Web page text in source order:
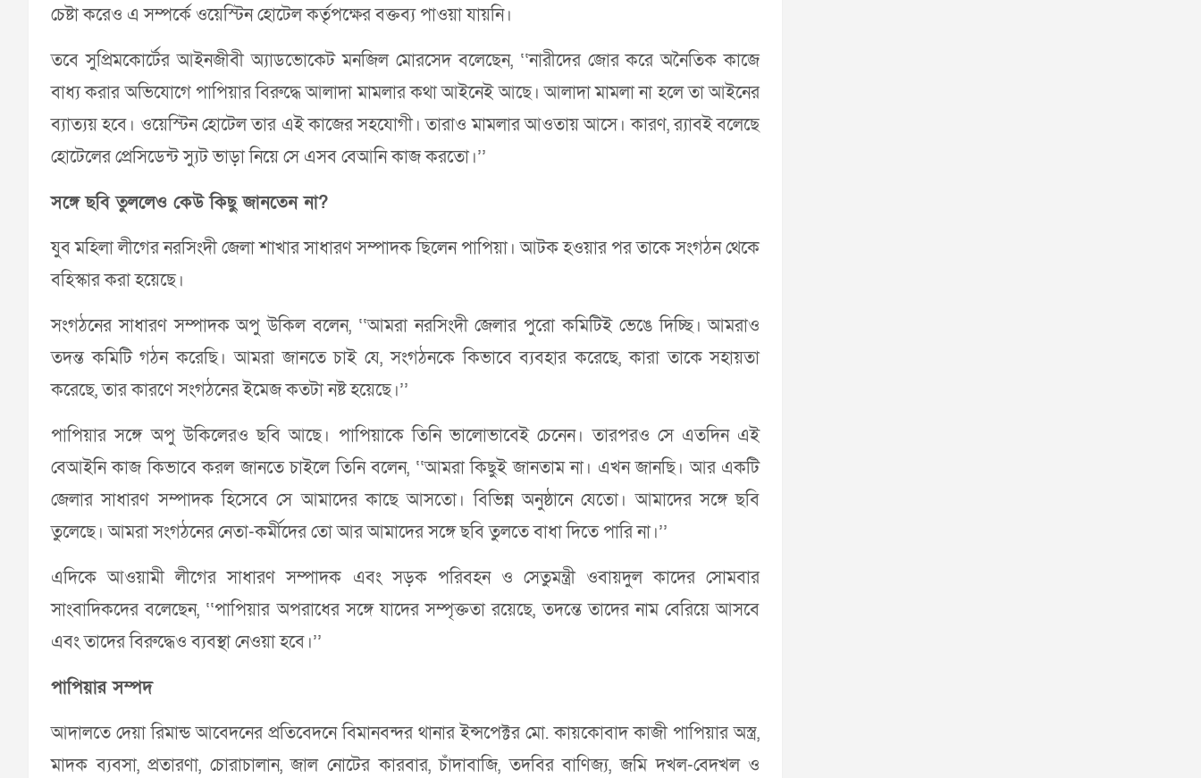
চেষ্টা করেও এ সম্পর্কে ওয়েস্টিন হোটেল কর্তৃপক্ষের বক্তব্য পাওয়া যায়নি।
তবে সুপ্রিমকোর্টের আইনজীবী অ্যাডভোকেট মনজিল মোরসেদ বলেছেন, ‘‘নারীদের জোর করে অনৈতিক কাজে
বাধ্য করার অভিযোগে পাপিয়ার বিরুদ্ধে আলাদা মামলার কথা আইনেই আছে। আলাদা মামলা না হলে তা আইনের
ব্যাত্যয় হবে। ওয়েস্টিন হোটেল তার এই কাজের সহযোগী। তারাও মামলার আওতায় আসে। কারণ, র‌্যাবই বলেছে
হোটেলের প্রেসিডেন্ট স্যুট ভাড়া নিয়ে সে এসব বেআনি কাজ করতো।’’
সঙ্গে ছবি তুললেও কেউ কিছু জানতেন না?
যুব মহিলা লীগের নরসিংদী জেলা শাখার সাধারণ সম্পাদক ছিলেন পাপিয়া। আটক হওয়ার পর তাকে সংগঠন থেকে
বহিস্কার করা হয়েছে।
সংগঠনের সাধারণ সম্পাদক অপু উকিল বলেন, ‘‘আমরা নরসিংদী জেলার পুরো কমিটিই ভেঙে দিচ্ছি। আমরাও
তদন্ত কমিটি গঠন করেছি। আমরা জানতে চাই যে, সংগঠনকে কিভাবে ব্যবহার করেছে, কারা তাকে সহায়তা
করেছে, তার কারণে সংগঠনের ইমেজ কতটা নষ্ট হয়েছে।’’
পাপিয়ার সঙ্গে অপু উকিলেরও ছবি আছে। পাপিয়াকে তিনি ভালোভাবেই চেনেন। তারপরও সে এতদিন এই
বেআইনি কাজ কিভাবে করল জানতে চাইলে তিনি বলেন, ‘‘আমরা কিছুই জানতাম না। এখন জানছি। আর একটি
জেলার সাধারণ সম্পাদক হিসেবে সে আমাদের কাছে আসতো। বিভিন্ন অনুষ্ঠানে যেতো। আমাদের সঙ্গে ছবি
তুলেছে। আমরা সংগঠনের নেতা-কর্মীদের তো আর আমাদের সঙ্গে ছবি তুলতে বাধা দিতে পারি না।’’
এদিকে আওয়ামী লীগের সাধারণ সম্পাদক এবং সড়ক পরিবহন ও সেতুমন্ত্রী ওবায়দুল কাদের সোমবার
সাংবাদিকদের বলেছেন, ‘‘পাপিয়ার অপরাধের সঙ্গে যাদের সম্পৃক্ততা রয়েছে, তদন্তে তাদের নাম বেরিয়ে আসবে
এবং তাদের বিরুদ্ধেও ব্যবস্থা নেওয়া হবে।’’
পাপিয়ার সম্পদ
আদালতে দেয়া রিমান্ড আবেদনের প্রতিবেদনে বিমানবন্দর থানার ইন্সপেক্টর মো. কায়কোবাদ কাজী পাপিয়ার অস্ত্র,
মাদক ব্যবসা, প্রতারণা, চোরাচালান, জাল নোটের কারবার, চাঁদাবাজি, তদবির বাণিজ্য, জমি দখল-বেদখল ও